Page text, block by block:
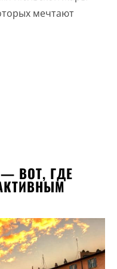
мечтают
ВОТ, ГДЕ